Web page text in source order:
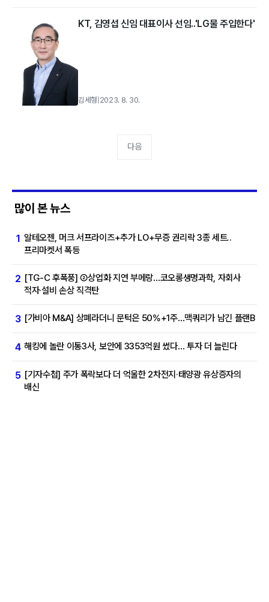
KT, 김영섭 신임 대표이사 선임..'LG물 주입한다'
김세형 2023. 8. 30.
다음
많이 본 뉴스
1 알테오젠, 머크 서프라이즈+추가 LO+무증 권리락 3종 세트..
프리마켓서 폭등
2 [TG-C 후폭풍] ②상업화 지연 부메랑…코오롱생명과학, 자회사
적자·설비 손상 직격탄
3 [가비아 M&A] 상폐라더니 문턱은 50%+1주…맥쿼리가 남긴 플랜B
4 해킹에 놀란 이통3사, 보안에 3353억원 썼다… 투자 더 늘린다
5 [기자수첩] 주가 폭락보다 더 억울한 2차전지·태양광 유상증자의
배신